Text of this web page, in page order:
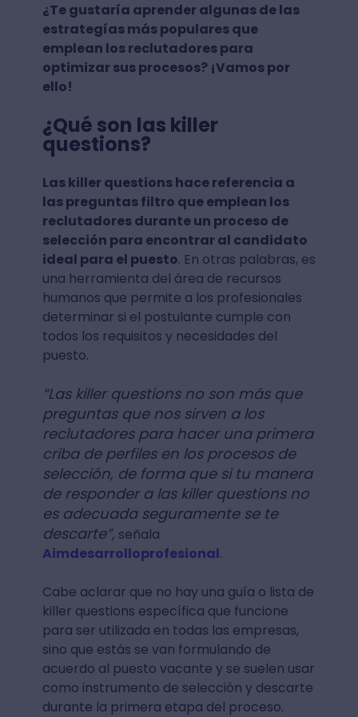
¿Te gustaría aprender algunas de las
estrategías más populares que
emplean los reclutadores para
optimizar sus procesos? ¡Vamos por
ello!
¿Qué son las killer
questions?
Las killer questions hace referencia a
las preguntas filtro que emplean los
reclutadores durante un proceso de
selección para encontrar al candidato
ideal para el puesto. En otras palabras, es
una herramienta del área de recursos
humanos que permite a los profesionales
determinar si el postulante cumple con
todos los requisitos y necesidades del
puesto.
“Las killer questions no son más que
preguntas que nos sirven a los
reclutadores para hacer una primera
criba de perfiles en los procesos de
selección, de forma que si tu manera
de responder a las killer questions no
es adecuada seguramente se te
descarte”, señala
Aimdesarrolloprofesional.
Cabe aclarar que no hay una guía o lista de
killer questions específica que funcione
para ser utilizada en todas las empresas,
sino que estás se van formulando de
acuerdo al puesto vacante y se suelen usar
como instrumento de selección y descarte
durante la primera etapa del proceso.